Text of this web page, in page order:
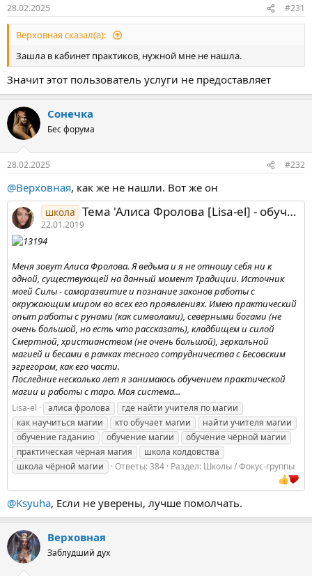
28.02.2025 #231
Верховная сказал(а):
Зашла в кабинет практиков, нужной мне не нашла.
Значит этот пользователь услуги не предоставляет
Сонечка
Бес форума
28.02.2025 #232
@Верховная, как же не нашли. Вот же он
школа Тема 'Алиса Фролова [Lisa-el] - обучение практической магии и работы с Таро'
22.01.2019
Меня зовут Алиса Фролова. Я ведьма и я не отношу себя ни к
одной, существующей на данный момент Традиции. Источник
моей Силы - саморазвитие и познание законов работы с
окружающим миром во всех его проявлениях. Имею практический
опыт работы с рунами (как символами), северными богами (не
очень большой, но есть что рассказать), кладбищем и силой
Смертной, христианством (не очень большой), зеркальной
магией и бесами в рамках тесного сотрудничества с Бесовским
эгрегором, как его части.
Последние несколько лет я занимаюсь обучением практической
магии и работы с таро. Моя система...
Lisa-el алиса фролова
где найти учителя по магии
как научиться магии
кто обучает магии
найти учителя магии
обучение гаданию
обучение магии
обучение чёрной магии
практическая чёрная магия
школа колдовства
школа чёрной магии
Ответы: 384 Раздел: Школы / Фокус-группы
@Ksyuha, Если не уверены, лучше помолчать.
Верховная
Заблудший дух